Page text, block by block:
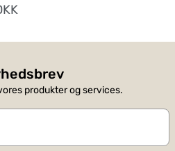
produkter og services.